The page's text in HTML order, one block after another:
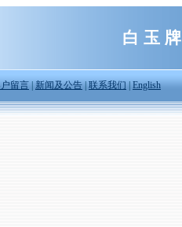
白 玉 牌
留言|新闻及公告|联系我们|English